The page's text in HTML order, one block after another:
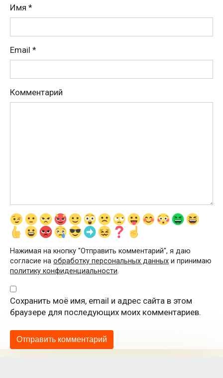
Имя *
Email *
Комментарий
Нажимая на кнопку "Отправить комментарий", я даю
согласие на обработку персональных данных и принимаю
политику конфиденциальности.
Сохранить моё имя, email и адрес сайта в этом
браузере для последующих моих комментариев.